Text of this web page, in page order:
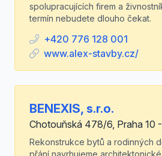
spolupracujících firem a
termín nebudete dlouho čekat.
+420 776 128 001
www.alex-stavby.cz/
BENEXIS, s.r.o.
Chotouňská 478/6, Praha 10
Rekonstrukce bytů a rodinných
přání navrhujeme